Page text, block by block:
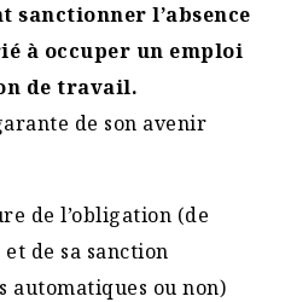
sanctionner l’absence
à occuper un emploi
de travail.
de son avenir
de l’obligation (de
de sa sanction
automatiques ou non)